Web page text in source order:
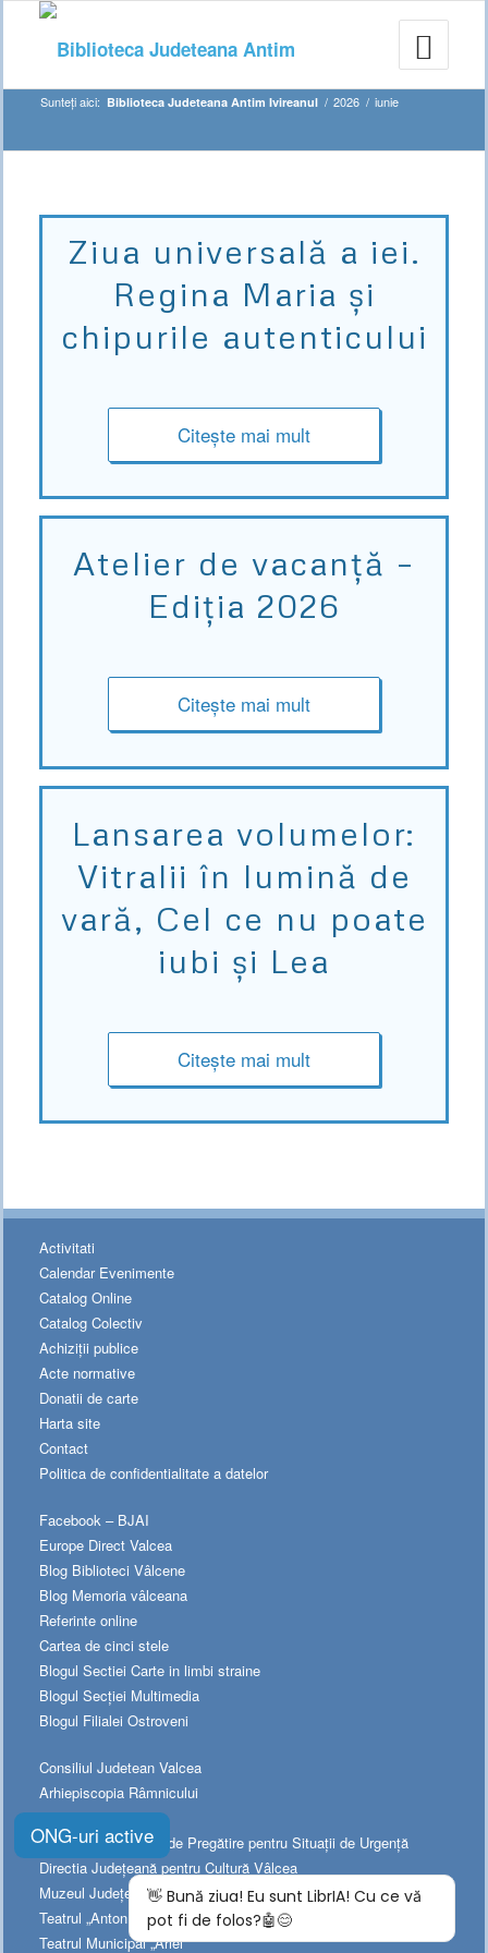
Sunteți aici: Biblioteca Judeteana Antim Ivireanul / 2026 / iunie
Ziua universală a iei.
Regina Maria și
chipurile autenticului
Citește mai mult
Atelier de vacanță –
Ediția 2026
Citește mai mult
Lansarea volumelor:
Vitralii în lumină de
vară, Cel ce nu poate
iubi și Lea
Citește mai mult
Activitati
Calendar Evenimente
Catalog Online
Catalog Colectiv
Achiziții publice
Acte normative
Donatii de carte
Harta site
Contact
Politica de confidentialitate a datelor
Facebook – BJAI
Europe Direct Valcea
Blog Biblioteci Vâlcene
Blog Memoria vâlceana
Referinte online
Cartea de cinci stele
Blogul Sectiei Carte in limbi straine
Blogul Secției Multimedia
Blogul Filialei Ostroveni
Consiliul Judetean Valcea
Arhiepiscopia Râmnicului
Prefectura Valcea
Platforma Naționala de Pregătire pentru Situații de Urgență
Directia Judeţeană pentru Cultură Vâlcea
Muzeul Judeţean de Istorie
Teatrul „Anton Pann”
Teatrul Municipal „Ariel”
ONG-uri active